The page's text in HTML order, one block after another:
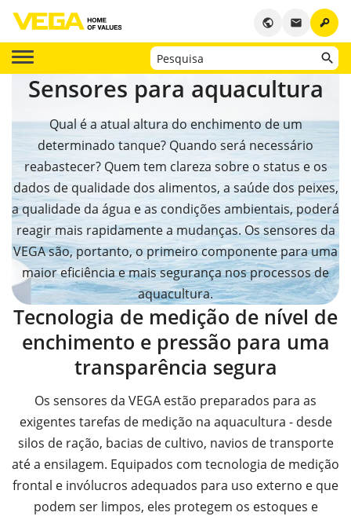
key
email
public
Sensores para aquacultura
Qual é a atual altura do enchimento de um
determinado tanque? Quando será necessário
reabastecer? Quem tem clareza sobre o status e os
dados de qualidade dos alimentos, a saúde dos peixes,
a qualidade da água e as condições ambientais, poderá
reagir mais rapidamente a mudanças. Os sensores da
VEGA são, portanto, o primeiro componente para uma
maior eficiência e mais segurança nos processos de
aquacultura.
Tecnologia de medição de nível de
enchimento e pressão para uma
transparência segura
Os sensores da VEGA estão preparados para as
exigentes tarefas de medição na aquacultura - desde
silos de ração, bacias de cultivo, navios de transporte
até a ensilagem. Equipados com tecnologia de medição
frontal e invólucros adequados para uso externo e que
podem ser limpos, eles protegem os estoques e